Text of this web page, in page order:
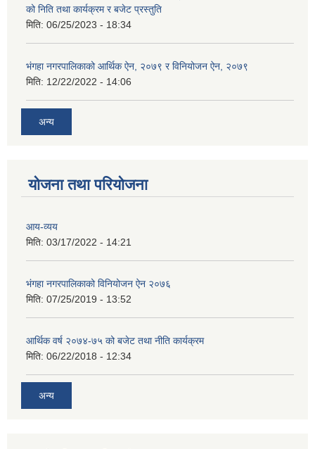
को निति तथा कार्यक्रम र बजेट प्रस्तुति
मिति: 06/25/2023 - 18:34
भंगहा नगरपालिकाको आर्थिक ऐन, २०७९ र विनियोजन ऐन, २०७९
मिति: 12/22/2022 - 14:06
अन्य
योजना तथा परियोजना
आय-व्यय
मिति: 03/17/2022 - 14:21
भंगहा नगरपालिकाको विनियोजन ऐन २०७६
मिति: 07/25/2019 - 13:52
आर्थिक वर्ष २०७४-७५ को बजेट तथा नीति कार्यक्रम
मिति: 06/22/2018 - 12:34
अन्य